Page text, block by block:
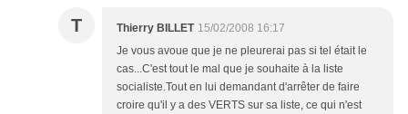
T Thierry BILLET 15/02/2008 16:17
Je vous avoue que je ne pleurerai pas si tel était le
cas...C'est tout le mal que je souhaite à la liste
socialiste.Tout en lui demandant d'arrêter de faire
croire qu'il y a des VERTS sur sa liste, ce qui n'est